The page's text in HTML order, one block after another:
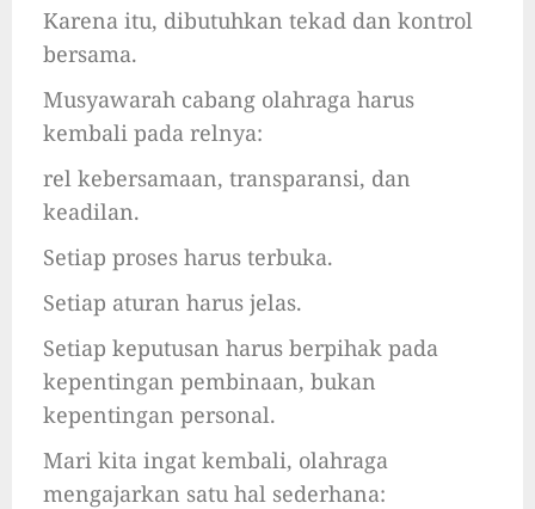
Karena itu, dibutuhkan tekad dan kontrol
bersama.
Musyawarah cabang olahraga harus
kembali pada relnya:
rel kebersamaan, transparansi, dan
keadilan.
Setiap proses harus terbuka.
Setiap aturan harus jelas.
Setiap keputusan harus berpihak pada
kepentingan pembinaan, bukan
kepentingan personal.
Mari kita ingat kembali, olahraga
mengajarkan satu hal sederhana: